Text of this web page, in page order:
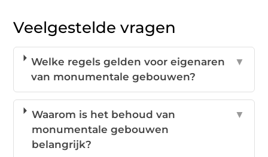
Veelgestelde vragen
Welke regels gelden voor eigenaren
van monumentale gebouwen?
▼
Waarom is het behoud van
monumentale gebouwen
belangrijk?
▼